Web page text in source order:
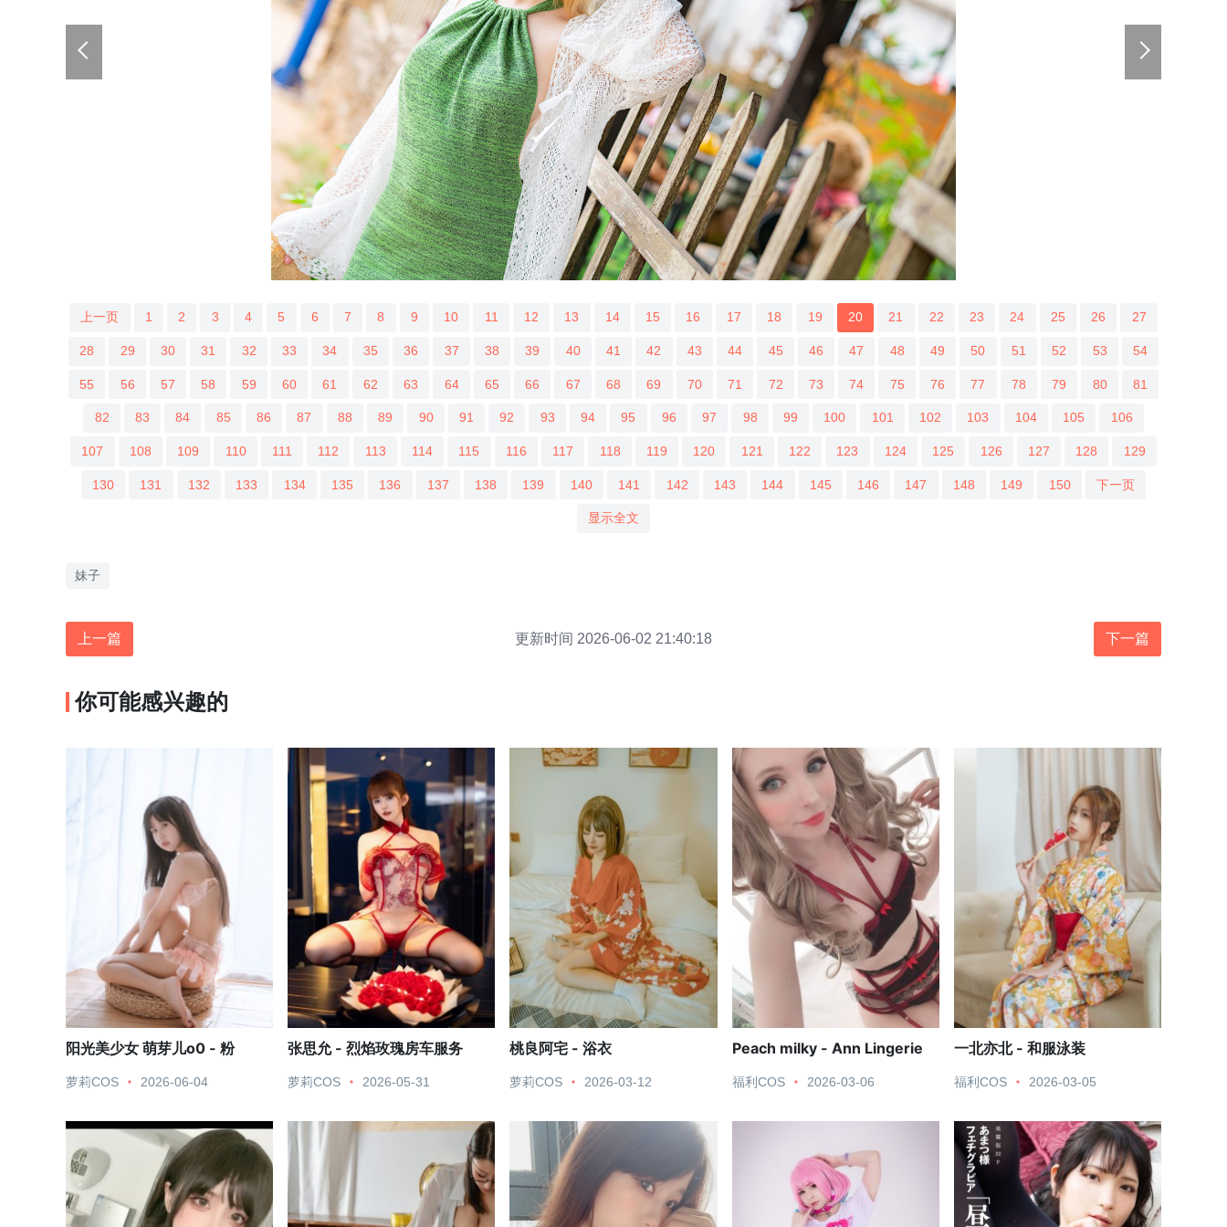
上一页 1 2 3 4 5 6 7 8 9 10 11 12 13 14 15 16 17 18 19 20 21 22 23 24 25 26 27
28 29 30 31 32 33 34 35 36 37 38 39 40 41 42 43 44 45 46 47 48 49 50 51 52 53 54
55 56 57 58 59 60 61 62 63 64 65 66 67 68 69 70 71 72 73 74 75 76 77 78 79 80 81
82 83 84 85 86 87 88 89 90 91 92 93 94 95 96 97 98 99 100 101 102 103 104 105 106
107 108 109 110 111 112 113 114 115 116 117 118 119 120 121 122 123 124 125 126 127 128 129
130 131 132 133 134 135 136 137 138 139 140 141 142 143 144 145 146 147 148 149 150 下一页
显示全文
妹子
上一篇 更新时间 2026-06-02 21:40:18 下一篇
你可能感兴趣的
阳光美少女 萌芽儿o0 - 粉
萝莉COS 2026-06-04
张思允 - 烈焰玫瑰房车服务
萝莉COS 2026-05-31
桃良阿宅 - 浴衣
萝莉COS 2026-03-12
Peach milky - Ann Lingerie
福利COS 2026-03-06
一北亦北 - 和服泳装
福利COS 2026-03-05